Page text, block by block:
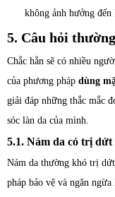
không ảnh hưởng đến
5. Câu hỏi
Chắc hẳn sẽ có nhiều
của phương pháp dùng
giải đáp những thắc mắc
sóc làn da của mình.
5.1. Nám da có trị
Nám da thường khó trị
pháp bảo vệ và ngăn